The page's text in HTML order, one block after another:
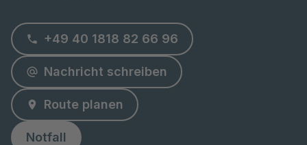
+49 40 1818 82 66 96
Nachricht schreiben
Route planen
Notfall